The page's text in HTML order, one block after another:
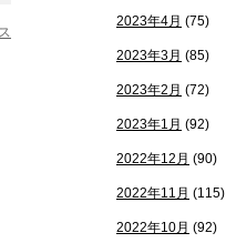
2023年4月 (75)
2023年3月 (85)
2023年2月 (72)
2023年1月 (92)
2022年12月 (90)
2022年11月 (115)
2022年10月 (92)